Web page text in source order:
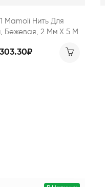
Mamoli Нить Для
Бежевая, 2 Мм Х 5 М
303.30₽